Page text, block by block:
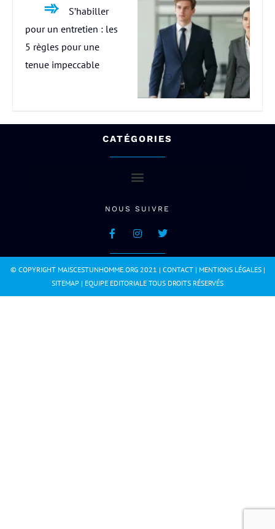
S’habiller
pour un entretien : les
5 règles pour une
tenue impeccable
CATÉGORIES
NOUS SUIVRE
© COPYRIGHT MAISCESTUNHOMME.ORG 2021 | CONTACT| MENTIONS LÉGALES|
SITEMAP | EQUIPE EDITORIALE TOUS DROITS RÉSERVÉS